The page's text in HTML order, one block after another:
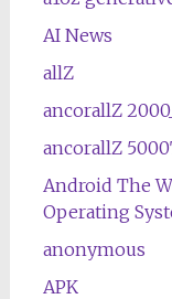
AI News
allZ
ancorallZ
ancorallZ
Android The
Operating
anonymous
APK